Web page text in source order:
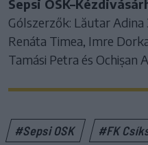
Sepsi
Gólszerzők: Lăutar
Renáta Timea, Imre
Tamási Petra és Ochișan
#Sepsi OSK #FK